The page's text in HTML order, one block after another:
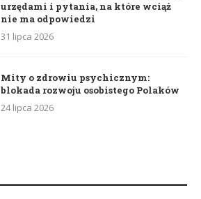
urzędami i pytania, na które wciąż
nie ma odpowiedzi
31 lipca 2026
Mity o zdrowiu psychicznym:
blokada rozwoju osobistego Polaków
24 lipca 2026